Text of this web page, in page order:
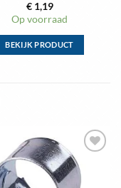
€1,19
Op voorraad
BEKIJK PRODUCT
Deze
optie
kan
gekozen
Toevoegen
aan